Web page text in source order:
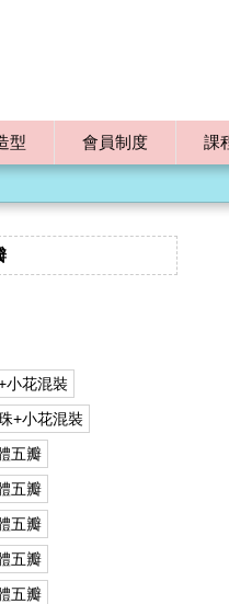
型 會員制度 課
小花混裝
+小花混裝
五瓣
五瓣
五瓣
五瓣
五瓣